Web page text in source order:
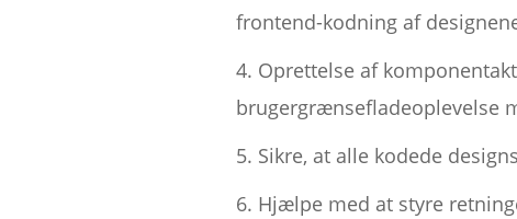
frontend-kodning af
4. Oprettelse af
brugergrænsefladeoplevelse
5. Sikre, at alle kodede
6. Hjælpe med at styre